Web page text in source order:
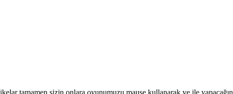
tamamen sizin onlara oyunumuzu mause kullanarak ve ile